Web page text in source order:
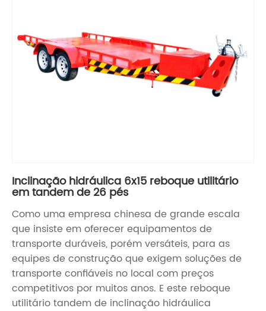
Inclinação hidráulica 6x15 reboque utilitário
em tandem de 26 pés
Como uma empresa chinesa de grande escala
que insiste em oferecer equipamentos de
transporte duráveis, porém versáteis, para as
equipes de construção que exigem soluções de
transporte confiáveis ​​no local com preços
competitivos por muitos anos. E este reboque
utilitário tandem de inclinação hidráulica